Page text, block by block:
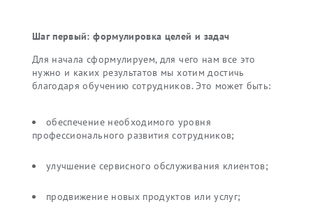
Шаг первый: формулировка целей и задач
Для начала сформулируем, для чего нам все это
нужно и каких результатов мы хотим достичь
благодаря обучению сотрудников. Это может быть:
обеспечение необходимого уровня
профессионального развития сотрудников;
улучшение сервисного обслуживания клиентов;
продвижение новых продуктов или услуг;